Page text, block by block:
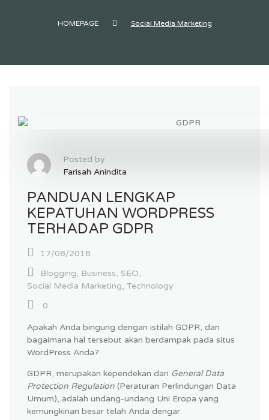
HOMEPAGE Social Media Marketing
Posted by
Farisah Anindita
PANDUAN LENGKAP
KEPATUHAN WORDPRESS
TERHADAP GDPR
17/08/2018
Blogging, Business, SEO,
Social Media Marketing, Technology
0
Apakah Anda bingung dengan istilah GDPR, dan
bagaimana hal tersebut akan berdampak pada situs
WordPress Anda?
GDPR, merupakan kependekan dari General Data
Protection Regulation (Peraturan Perlindungan Data
Umum), adalah undang-undang Uni Eropa yang
kemungkinan besar telah Anda dengar.